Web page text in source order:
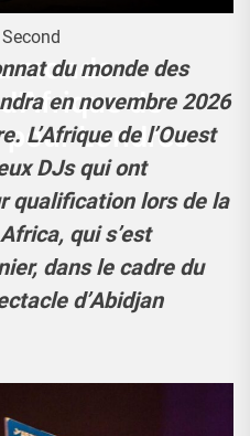
monde
de
pour Londres
du monde des
en novembre 2026
L’Afrique de l’Ouest
DJs qui ont
qualification lors de la
qui s’est
dans le cadre du
d’Abidjan